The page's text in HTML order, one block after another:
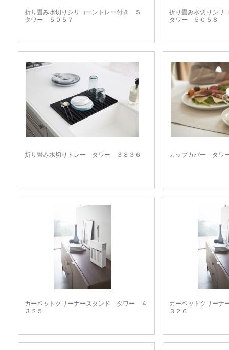
折り畳み水切りシリコーントレー付き Ｓ
タワー ５０５７
折り畳み水切りシ
タワー ５０５８
折り畳み水切りトレー タワー ３８３６ カップカバー タワ
カーペットクリーナースタンド タワー ４
３２５
カーペットクリー
３２６